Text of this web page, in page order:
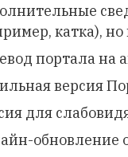
катка),
портала на
версия
для
обновление